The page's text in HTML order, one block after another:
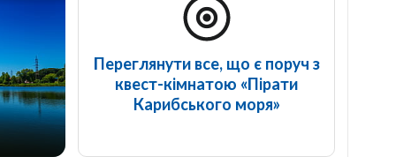
Переглянути все, що є поруч з
квест-кімнатою «Пірати
Карибського моря»